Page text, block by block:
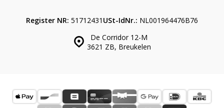
De Corridor 12-M
3621 ZB, Breukelen
Register NR: 51712431 USt-IdNr.: NL001964476B76